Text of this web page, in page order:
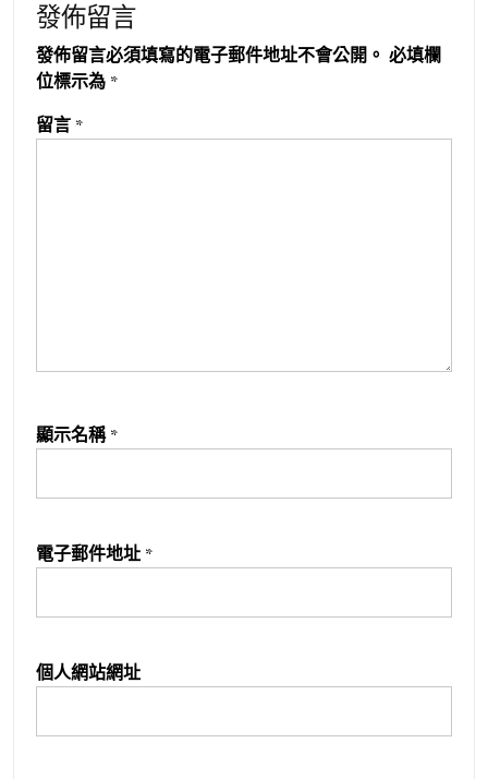
發佈留言
發佈留言必須填寫的電子郵件地址不會公開。 必填欄
位標示為 *
留言 *
顯示名稱 *
電子郵件地址 *
個人網站網址